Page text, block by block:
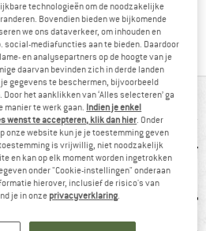
OOGOPSLAG
technologieën om de noodzakelijke
Bovendien bieden we bijkomende
we ons dataverkeer, om inhouden en
social-mediafuncties aan te bieden. Daardoor
en analysepartners op de hoogte van je
daarvan bevinden zich in derde landen
gegevens te beschermen, bijvoorbeeld
het aanklikken van ‘Alles selecteren’ ga
manier te werk gaan. Indien je enkel
wenst te accepteren, klik dan hier. Onder
onze website kun je je toestemming geven
is vrijwillig, niet noodzakelijk
en kan op elk moment worden ingetrokken
onder "Cookie-instellingen" onderaan
hierover, inclusief de risico's van
je in onze privacyverklaring.